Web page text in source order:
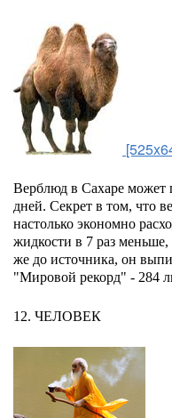
Верблюд в Сахаре может
дней. Секрет в том, что
настолько экономно
жидкости в 7 раз
же до источника, он
"Мировой рекорд" - 284
12. ЧЕЛОВЕК